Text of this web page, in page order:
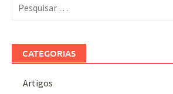
por:
CATEGORIAS
Artigos